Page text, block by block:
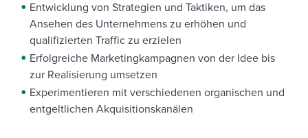
Entwicklung von Strategien und Taktiken, um das
Ansehen des Unternehmens zu erhöhen und
qualifizierten Traffic zu erzielen
Erfolgreiche Marketingkampagnen von der Idee bis
zur Realisierung umsetzen
Experimentieren mit verschiedenen organischen und
entgeltlichen Akquisitionskanälen